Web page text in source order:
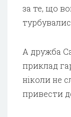
за те, що
А дружба
приклад
ніколи не
привести